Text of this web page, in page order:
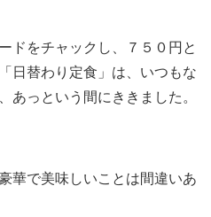
ドをチャックし、７５０円と
日替わり定食」は、いつもな
あっという間にききました。
華で美味しいことは間違いあ